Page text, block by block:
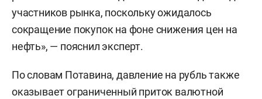
участников рынка, поскольку ожидалось
сокращение покупок на фоне снижения цен на
нефть», — пояснил эксперт.
По словам Потавина, давление на рубль также
оказывает ограниченный приток валютной